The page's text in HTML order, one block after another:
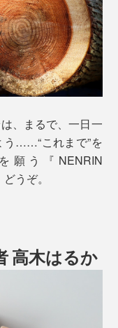
、まるで、一日一
う……“これまで”を
願う『NENRIN
うぞ。
高木はるか